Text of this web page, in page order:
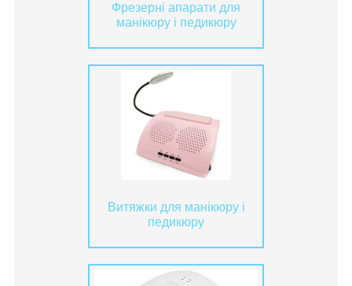
Фрезерні апарати для
манікюру і педикюру
Витяжки для манікюру і
педикюру